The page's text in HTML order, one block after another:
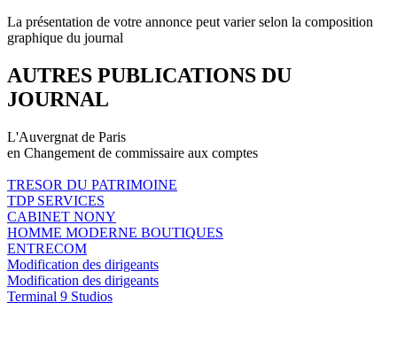
La présentation de votre annonce peut varier selon la composition
graphique du journal
AUTRES PUBLICATIONS DU
JOURNAL
L'Auvergnat de Paris
en Changement de commissaire aux comptes
TRESOR DU PATRIMOINE
TDP SERVICES
CABINET NONY
HOMME MODERNE BOUTIQUES
ENTRECOM
Modification des dirigeants
Modification des dirigeants
Terminal 9 Studios